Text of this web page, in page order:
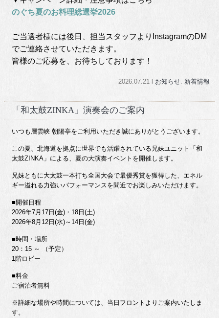
のぐち夏のお料理総選挙2026
ご当選者様には後日、担当スタッフよりInstagramのDM
でご連絡させていただきます。
皆様のご応募を、お待ちしております！
2026.07.21 l お知らせ. 新着情報
「和太鼓ZINKA」演奏会のご案内
いつも層雲峡 朝陽亭をご利用いただき誠にありがとうございます。
この夏、北海道を拠点に世界でも活躍されている兄妹ユニット「和
太鼓ZINKA」による、夏の大演奏イベントを開催します。
兄妹ともに大太鼓一本打ち全国大会で最優秀賞を獲得した、エネル
ギー溢れる力強いパフォーマンスを間近でお楽しみいただけます。
■開催日程
2026年7月17日(金)・18日(土)
2026年8月12日(水)～14日(金)
■時間・場所
20：15 ～ （予定）
1階ロビー
■料金
ご宿泊者無料
※詳細な場所や時間については、当日フロントよりご案内いたしま
す。